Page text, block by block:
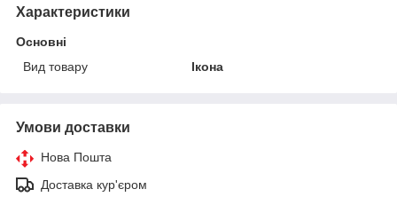
Характеристики
Основні
Вид товару
Ікона
Умови доставки
Нова Пошта
Доставка кур'єром